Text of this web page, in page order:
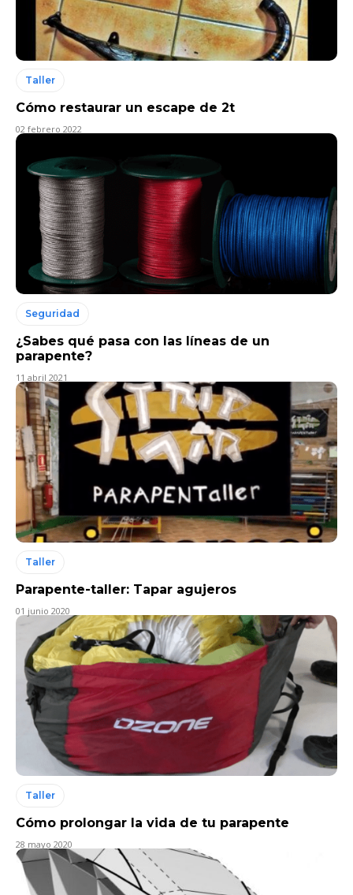
Taller
Cómo restaurar un escape de 2t
02 febrero 2022
Seguridad
¿Sabes qué pasa con las líneas de un
parapente?
11 abril 2021
Taller
Parapente-taller: Tapar agujeros
01 junio 2020
Taller
Cómo prolongar la vida de tu parapente
28 mayo 2020